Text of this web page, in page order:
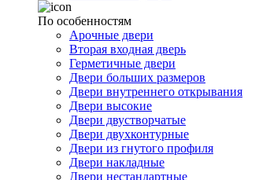
По особенностям
Арочные двери
Вторая входная дверь
Герметичные двери
Двери больших размеров
Двери внутреннего открывания
Двери высокие
Двери двустворчатые
Двери двухконтурные
Двери из гнутого профиля
Двери накладные
Двери нестандартные